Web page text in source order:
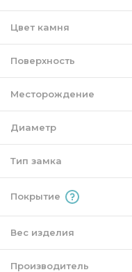
Цвет камня
Поверхность
Месторождение
Диаметр
Тип замка
Покрытие
Вес изделия
Производитель